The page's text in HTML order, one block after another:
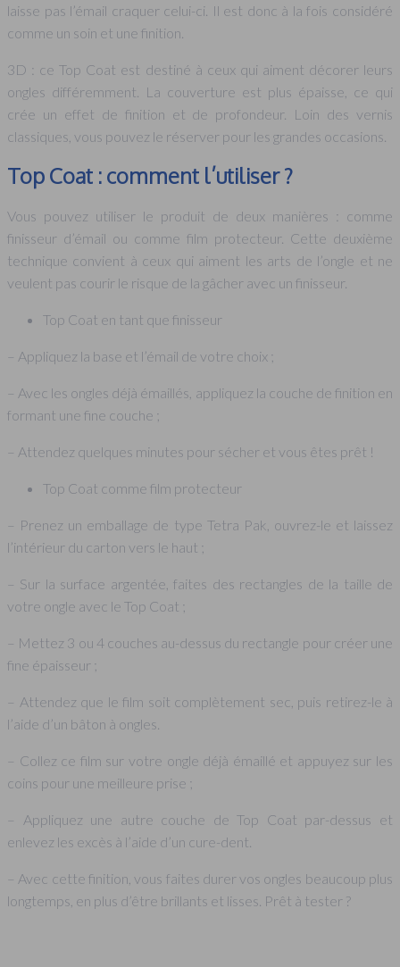
laisse pas l’émail craquer celui-ci. Il est donc à la fois considéré
comme un soin et une finition.
3D : ce Top Coat est destiné à ceux qui aiment décorer leurs
ongles différemment. La couverture est plus épaisse, ce qui
crée un effet de finition et de profondeur. Loin des vernis
classiques, vous pouvez le réserver pour les grandes occasions.
Top Coat : comment l’utiliser ?
Vous pouvez utiliser le produit de deux manières : comme
finisseur d’émail ou comme film protecteur. Cette deuxième
technique convient à ceux qui aiment les arts de l’ongle et ne
veulent pas courir le risque de la gâcher avec un finisseur.
Top Coat en tant que finisseur
– Appliquez la base et l’émail de votre choix ;
– Avec les ongles déjà émaillés, appliquez la couche de finition en
formant une fine couche ;
– Attendez quelques minutes pour sécher et vous êtes prêt !
Top Coat comme film protecteur
– Prenez un emballage de type Tetra Pak, ouvrez-le et laissez
l’intérieur du carton vers le haut ;
– Sur la surface argentée, faites des rectangles de la taille de
votre ongle avec le Top Coat ;
– Mettez 3 ou 4 couches au-dessus du rectangle pour créer une
fine épaisseur ;
– Attendez que le film soit complètement sec, puis retirez-le à
l’aide d’un bâton à ongles.
– Collez ce film sur votre ongle déjà émaillé et appuyez sur les
coins pour une meilleure prise ;
– Appliquez une autre couche de Top Coat par-dessus et
enlevez les excès à l’aide d’un cure-dent.
– Avec cette finition, vous faites durer vos ongles beaucoup plus
longtemps, en plus d’être brillants et lisses. Prêt à tester ?